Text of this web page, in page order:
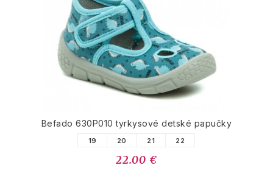
Befado 630P010 tyrkysové detské papučky
19 20 21 22
22.00 €